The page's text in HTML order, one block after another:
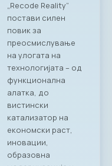
атмосфера.
Синергија помеѓу
технологијата и
врвното
угостителство
Главниот фокус на
„CONNECT & TASTE“
беше потврдување
на стратешкото
партнерство
помеѓу МАСИТ и
Ragusa Group.
Преку овој настан,